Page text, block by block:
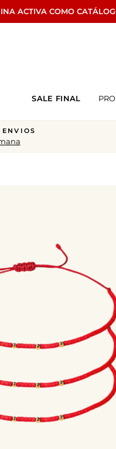
ACTIVA COMO
SALE FINAL